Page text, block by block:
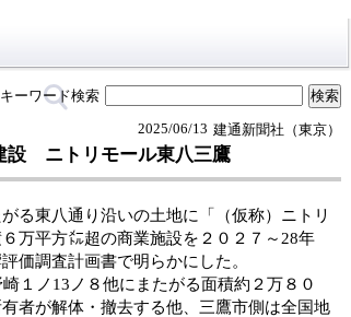
キーワード検索
建通新聞社（東京）
2025/06/13
設 ニトリモール東八三鷹
る東八通り沿いの土地に「（仮称）ニトリ
万平方㍍超の商業施設を２０２７～28年
価調査計画書で明らかにした。
１ノ13ノ８他にまたがる面積約２万８０
者が解体・撤去する他、三鷹市側は全国地